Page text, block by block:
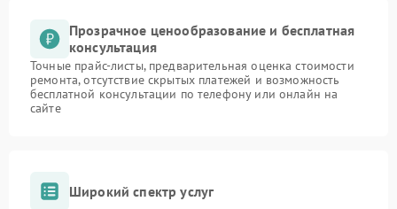
Прозрачное ценообразование и бесплатная
консультация
Точные прайс-листы, предварительная оценка стоимости
ремонта, отсутствие скрытых платежей и возможность
бесплатной консультации по телефону или онлайн на
сайте
Широкий спектр услуг